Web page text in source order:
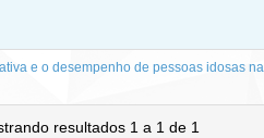
e o desempenho de pessoas idosas na
resultados 1 a 1 de 1